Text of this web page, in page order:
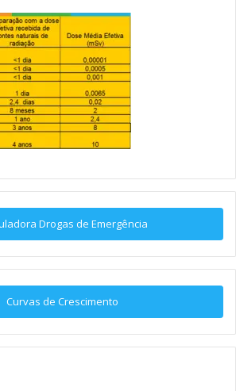
Drogas de Emergência
Curvas de Crescimento